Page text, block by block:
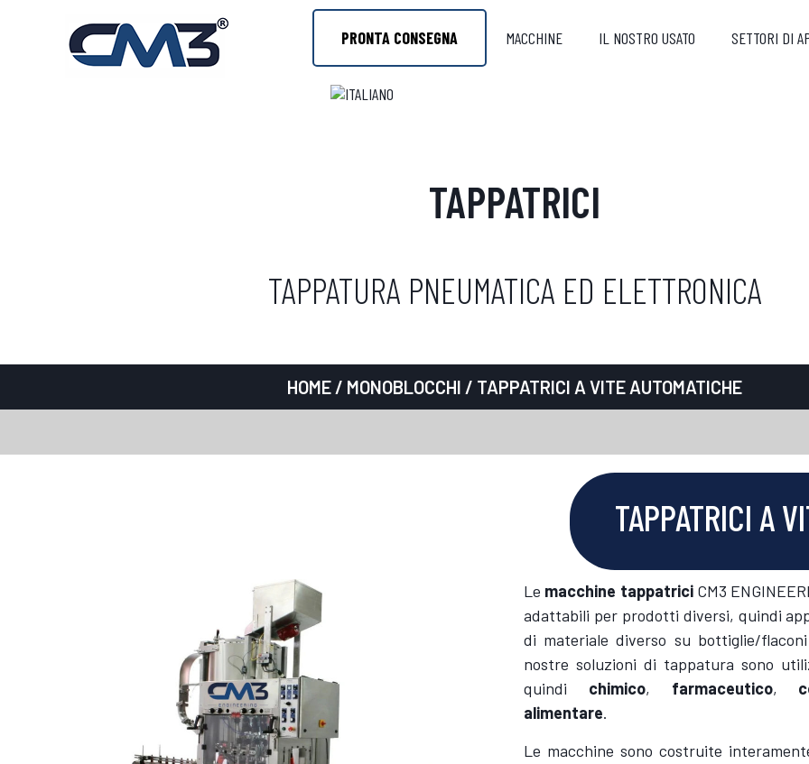
PRONTA CONSEGNA MACCHINE IL NOSTRO USATO SETTORI DI
TAPPATRICI
TAPPATURA PNEUMATICA ED ELETTRONICA
HOME / MONOBLOCCHI / TAPPATRICI A VITE AUTOMATICHE
TAPPATRICI A
Le macchine tappatriciCM3
adattabili per prodotti diversi, quindi
di materiale diverso su bottiglie/
nostre soluzioni di tappatura sono
quindi chimico, farmaceutico,
alimentare.
Le macchine sono costruite